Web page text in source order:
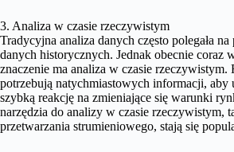
3. Analiza w czasie rzeczywistym
Tradycyjna analiza danych często polegała
danych historycznych. Jednak obecnie coraz
znaczenie ma analiza w czasie rzeczywistym.
potrzebują natychmiastowych informacji, aby
szybką reakcję na zmieniające się warunki
narzędzia do analizy w czasie rzeczywistym,
przetwarzania strumieniowego, stają się